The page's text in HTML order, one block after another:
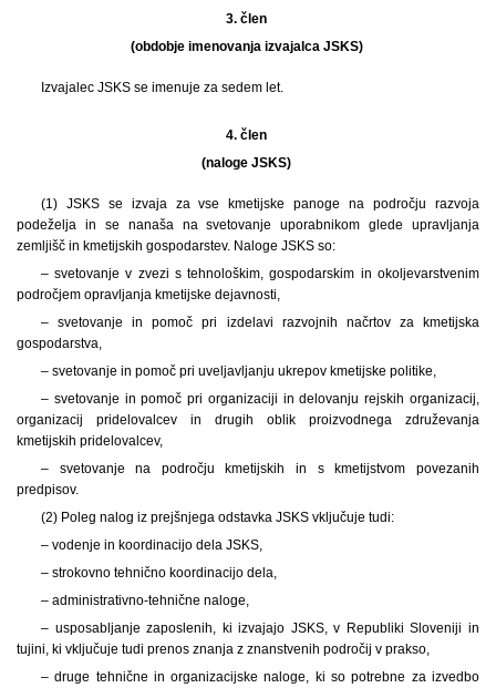
3. člen
(obdobje imenovanja izvajalca JSKS)
Izvajalec JSKS se imenuje za sedem let.
4. člen
(naloge JSKS)
(1) JSKS se izvaja za vse kmetijske panoge na področju razvoja
podeželja in se nanaša na svetovanje uporabnikom glede upravljanja
zemljišč in kmetijskih gospodarstev. Naloge JSKS so:
– svetovanje v zvezi s tehnološkim, gospodarskim in okoljevarstvenim
področjem opravljanja kmetijske dejavnosti,
– svetovanje in pomoč pri izdelavi razvojnih načrtov za kmetijska
gospodarstva,
– svetovanje in pomoč pri uveljavljanju ukrepov kmetijske politike,
– svetovanje in pomoč pri organizaciji in delovanju rejskih organizacij,
organizacij pridelovalcev in drugih oblik proizvodnega združevanja
kmetijskih pridelovalcev,
– svetovanje na področju kmetijskih in s kmetijstvom povezanih
predpisov.
(2) Poleg nalog iz prejšnjega odstavka JSKS vključuje tudi:
– vodenje in koordinacijo dela JSKS,
– strokovno tehnično koordinacijo dela,
– administrativno-tehnične naloge,
– usposabljanje zaposlenih, ki izvajajo JSKS, v Republiki Sloveniji in
tujini, ki vključuje tudi prenos znanja z znanstvenih področij v prakso,
– druge tehnične in organizacijske naloge, ki so potrebne za izvedbo